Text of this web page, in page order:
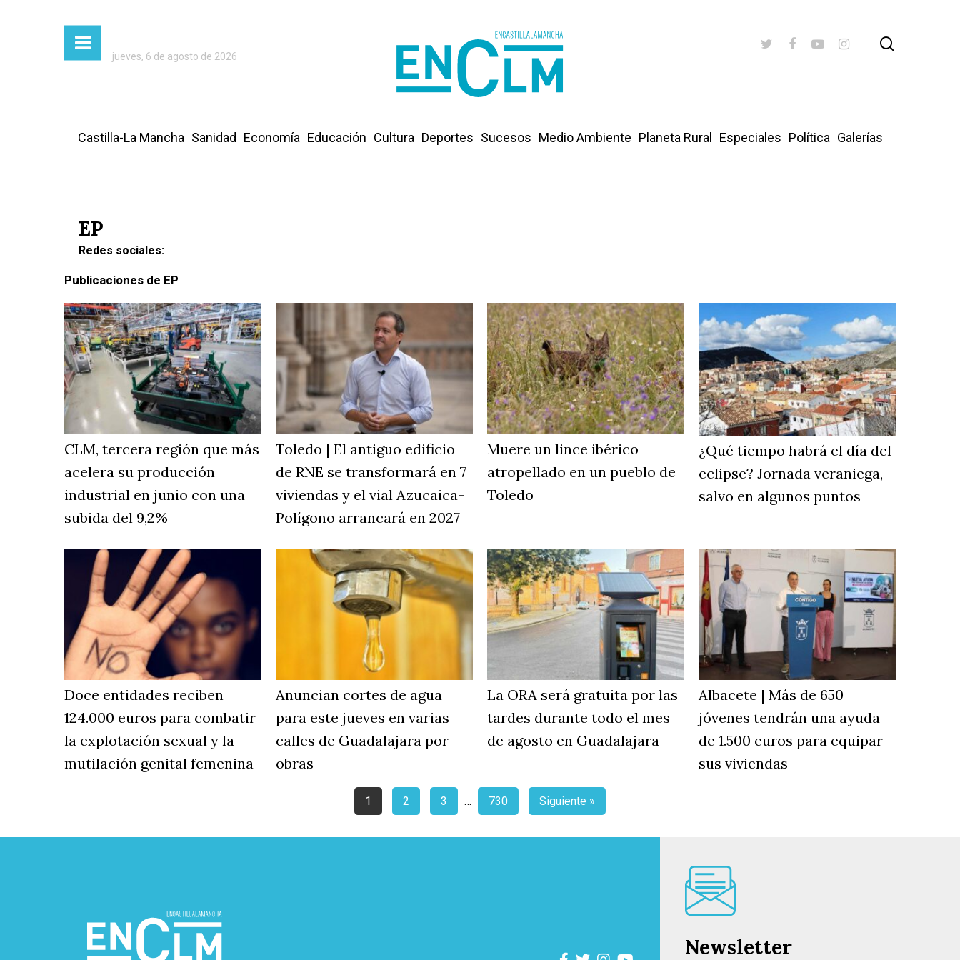
jueves, 6 de agosto de 2026
Castilla-La Mancha Sanidad Economía Educación Cultura Deportes Sucesos Medio Ambiente Planeta Rural Especiales Política Galerías
EP
Redes sociales:
Publicaciones de EP
CLM, tercera región que más
acelera su producción
industrial en junio con una
subida del 9,2%
Toledo | El antiguo edificio
de RNE se transformará en 7
viviendas y el vial Azucaica-
Polígono arrancará en 2027
Muere un lince ibérico
atropellado en un pueblo de
Toledo
¿Qué tiempo habrá el día del
eclipse? Jornada veraniega,
salvo en algunos puntos
Doce entidades reciben
124.000 euros para combatir
la explotación sexual y la
mutilación genital femenina
Anuncian cortes de agua
para este jueves en varias
calles de Guadalajara por
obras
La ORA será gratuita por las
tardes durante todo el mes
de agosto en Guadalajara
Albacete | Más de 650
jóvenes tendrán una ayuda
de 1.500 euros para equipar
sus viviendas
1 2 3 … 730 Siguiente »
Newsletter